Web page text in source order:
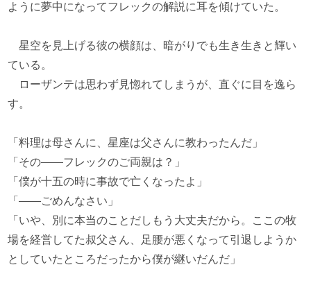
ように夢中になってフレックの解説に耳を傾けていた。
星空を見上げる彼の横顔は、暗がりでも生き生きと輝い
ている。
ローザンテは思わず見惚れてしまうが、直ぐに目を逸ら
す。
「料理は母さんに、星座は父さんに教わったんだ」
「その――フレックのご両親は？」
「僕が十五の時に事故で亡くなったよ」
「――ごめんなさい」
「いや、別に本当のことだしもう大丈夫だから。ここの牧
場を経営してた叔父さん、足腰が悪くなって引退しようか
としていたところだったから僕が継いだんだ」